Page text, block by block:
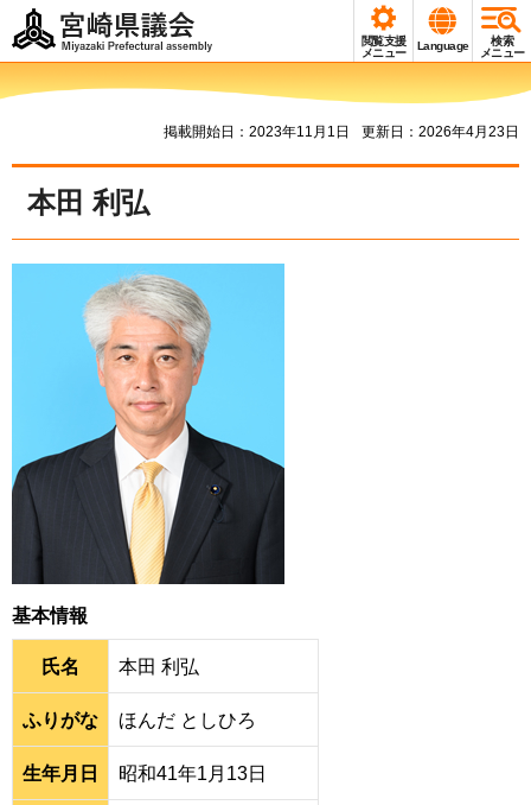
宮崎県議会
Miyazaki Prefectural
閲覧支援
メニュー
Language
検索
メニュー
掲載開始日：2023年11月1日 更新日：2026年4月23日
本田 利弘
基本情報
氏名 本田 利弘
ふりがな ほんだ としひろ
生年月日 昭和41年1月13日